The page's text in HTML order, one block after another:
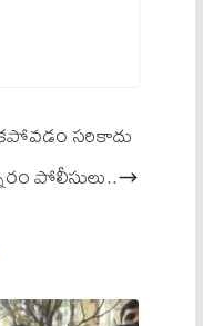
స‌రికాదు
పోలీసులు..